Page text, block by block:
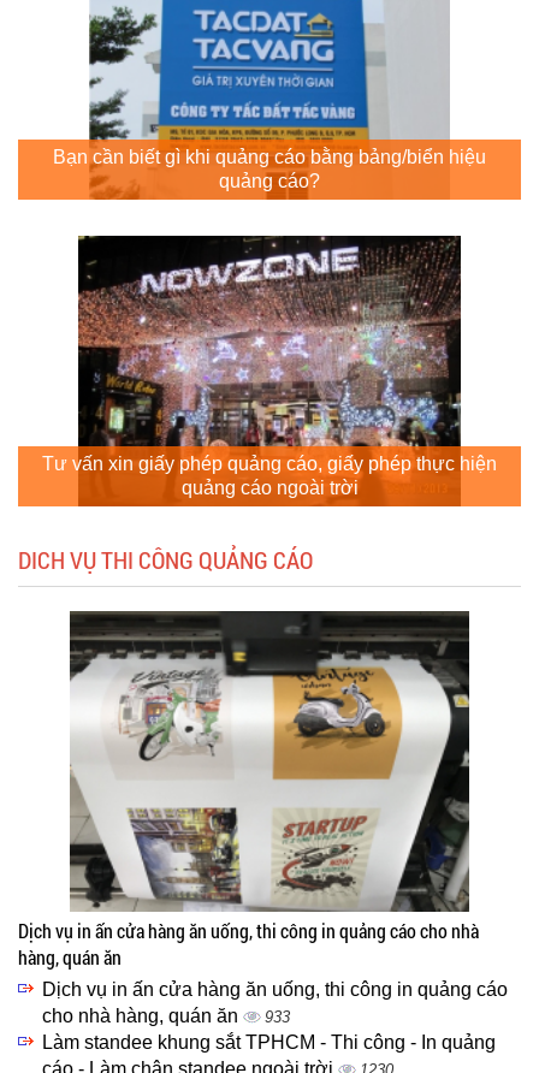
Bạn cần biết gì khi quảng cáo bằng bảng/biển hiệu
quảng cáo?
Tư vấn xin giấy phép quảng cáo, giấy phép thực hiện
quảng cáo ngoài trời
DICH VỤ THI CÔNG QUẢNG CÁO
Dịch vụ in ấn cửa hàng ăn uống, thi công in quảng cáo cho nhà
hàng, quán ăn
Dịch vụ in ấn cửa hàng ăn uống, thi công in quảng cáo
cho nhà hàng, quán ăn
933
Làm standee khung sắt TPHCM - Thi công - In quảng
cáo - Làm chân standee ngoài trời